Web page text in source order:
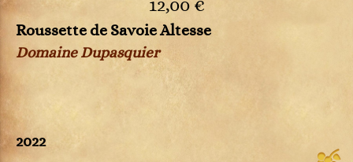
12,00 €
Roussette de Savoie Altesse
Domaine Dupasquier
2022